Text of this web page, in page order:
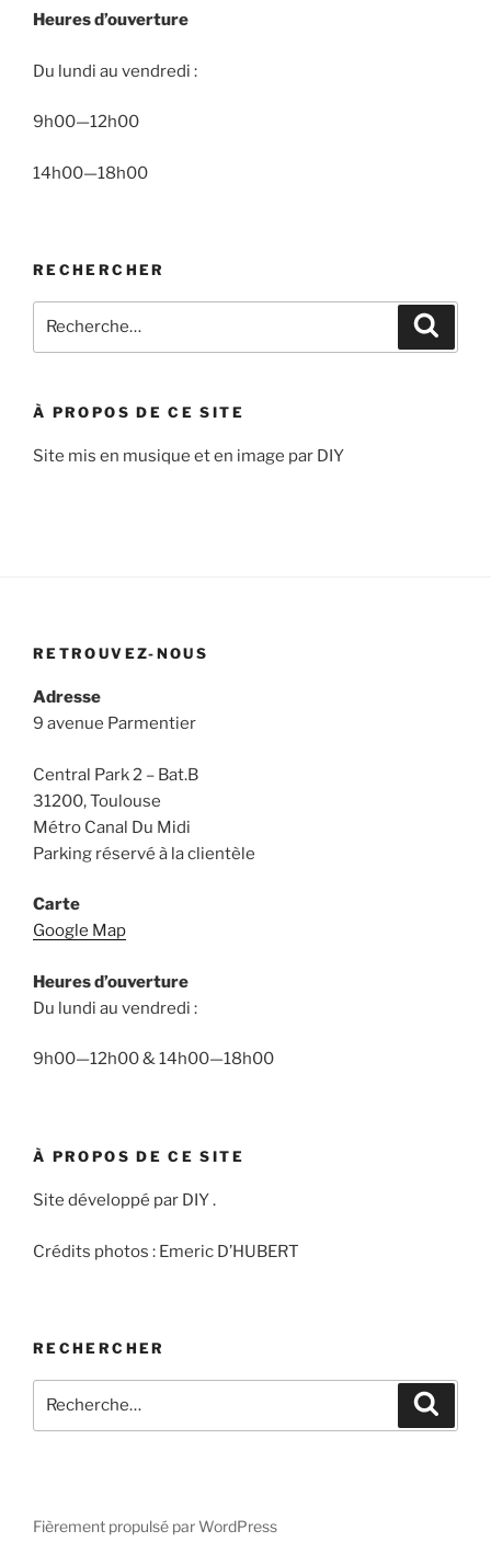
Heures d’ouverture
Du lundi au vendredi :
9h00—12h00
14h00—18h00
RECHERCHER
pour
À PROPOS DE CE SITE
Site mis en musique et en image par DIY
RETROUVEZ-NOUS
Adresse
9 avenue Parmentier
Central Park 2 – Bat.B
31200, Toulouse
Métro Canal Du Midi
Parking réservé à la clientèle
Carte
Google Map
Heures d’ouverture
Du lundi au vendredi :
9h00—12h00 & 14h00—18h00
À PROPOS DE CE SITE
Site développé par DIY .
Crédits photos : Emeric D’HUBERT
RECHERCHER
pour
Fièrement propulsé par WordPress